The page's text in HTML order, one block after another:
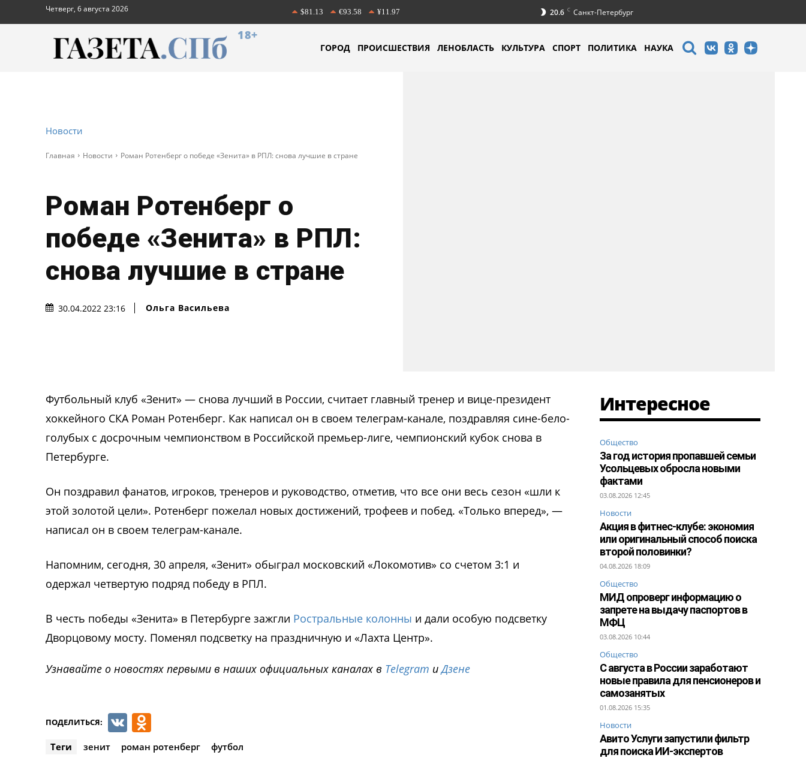
Четверг, 6 августа 2026 $81.13 €93.58 ¥11.97 20.6 C Санкт-Петербург
18+
ГОРОД ПРОИСШЕСТВИЯ ЛЕНОБЛАСТЬ КУЛЬТУРА СПОРТ ПОЛИТИКА НАУКА
Новости
Главная Новости Роман Ротенберг о победе «Зенита» в РПЛ: снова лучшие в стране
Роман Ротенберг о
победе «Зенита» в РПЛ:
снова лучшие в стране
30.04.2022 23:16 Ольга Васильева
Футбольный клуб «Зенит» — снова лучший в России, считает главный тренер и вице-президент
хоккейного СКА Роман Ротенберг. Как написал он в своем телеграм-канале, поздравляя сине-бело-
голубых с досрочным чемпионством в Российской премьер-лиге, чемпионский кубок снова в
Петербурге.
Он поздравил фанатов, игроков, тренеров и руководство, отметив, что все они весь сезон «шли к
этой золотой цели». Ротенберг пожелал новых достижений, трофеев и побед. «Только вперед», —
написал он в своем телеграм-канале.
Напомним, сегодня, 30 апреля, «Зенит» обыграл московский «Локомотив» со счетом 3:1 и
одержал четвертую подряд победу в РПЛ.
В честь победы «Зенита» в Петербурге зажгли Ростральные колонны и дали особую подсветку
Дворцовому мосту. Поменял подсветку на праздничную и «Лахта Центр».
Узнавайте о новостях первыми в наших официальных каналах в Telegram иДзене
ПОДЕЛИТЬСЯ: VK
Теги зенит роман ротенберг футбол
Интересное
Общество
За год история пропавшей семьи
Усольцевых обросла новыми
фактами
03.08.2026 12:45
Новости
Акция в фитнес-клубе: экономия
или оригинальный способ поиска
второй половинки?
04.08.2026 18:09
Общество
МИД опроверг информацию о
запрете на выдачу паспортов в
МФЦ
03.08.2026 10:44
Общество
С августа в России заработают
новые правила для пенсионеров и
самозанятых
01.08.2026 15:35
Новости
Авито Услуги запустили фильтр
для поиска ИИ-экспертов